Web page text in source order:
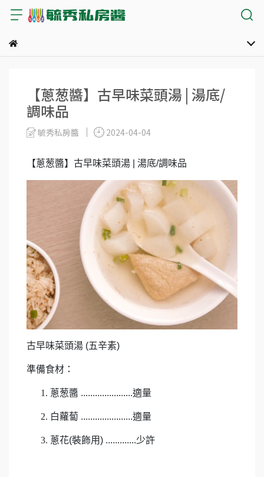
【蔥葱醬】古早味菜頭湯 | 湯底/
調味品
毓秀私房醬 2024-04-04
【蔥葱醬】古早味菜頭湯 | 湯底/調味品
古早味菜頭湯 (五辛素)
準備食材：
蔥葱醬 ......................適量
白蘿蔔 ......................適量
蔥花(裝飾用) .............少許